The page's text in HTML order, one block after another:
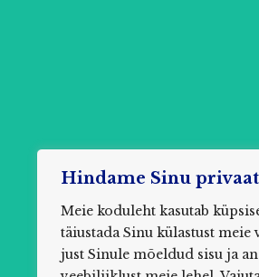
Hindame Sinu
Meie koduleht kasutab
täiustada Sinu külastust meie
just Sinule mõeldud sisu ja